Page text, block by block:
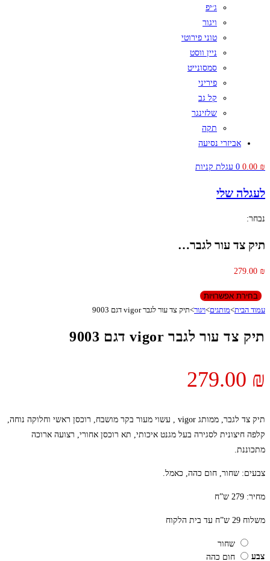
ג׳יפ
ויגור
טוני פירוטי
ניין ווסט
סמסונייט
פיריני
קל גב
שלזינגר
תקה
אביזרי נסיעה
0.00 ₪
0 עגלת קניות
לעגלה שלי
נבחר:
תיק צד עור לגבר…
279.00 ₪
בחירת אפשרויות
עמוד הבית>מותגים>ויגור>תיק צד עור לגבר vigor דגם 9003
תיק צד עור לגבר vigor דגם 9003
279.00 ₪
תיק צד לגבר, ממותג vigor , עשוי מעור בקר מושבח, רוכסן ראשי וחלוקה נוחה,
קלפה חיצונית לסגירה בעל מגנט איכותי, תא רוכסן אחורי, רצועה ארוכה
מתכוננת.
צבעים: שחור, חום כהה, כאמל.
מחיר: 279 ש”ח
משלוח 29 ש”ח עד בית הלקוח
צבע
שחור
חום כהה